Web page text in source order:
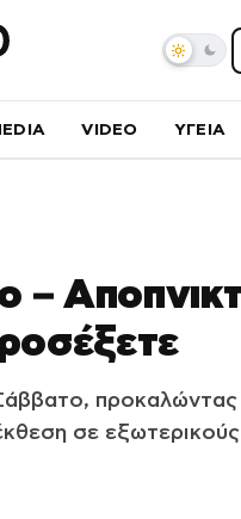
VIDEO ΥΓΕΙΑ
προκαλώντας
σε